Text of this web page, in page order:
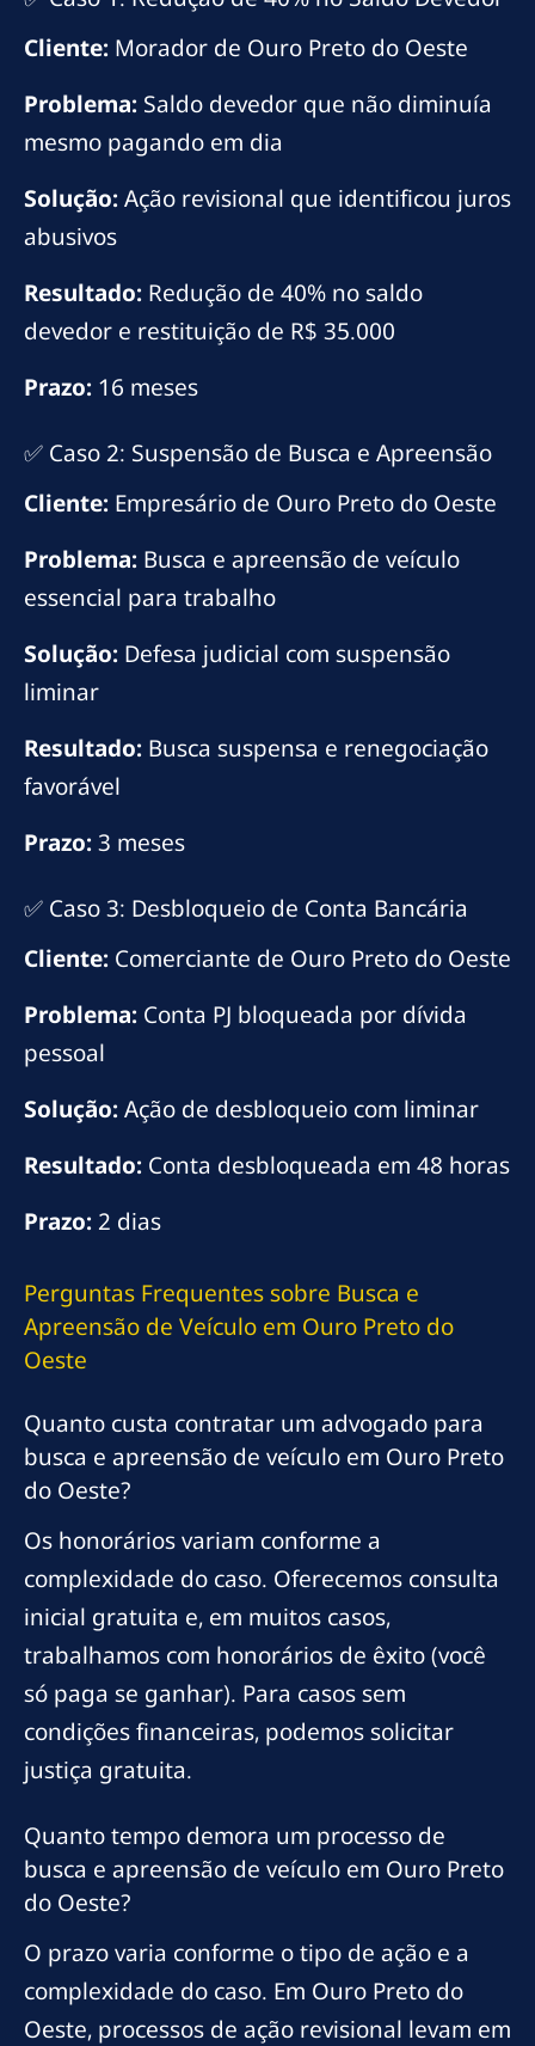
Cliente: Morador de Ouro Preto do Oeste
Problema: Saldo devedor que não diminuía
mesmo pagando em dia
Solução:Ação revisional que identificou juros
abusivos
Resultado: Redução de 40% no saldo
devedor e restituição de R$ 35.000
Prazo: 16 meses
✅ Caso 2: Suspensão de Busca e Apreensão
Cliente: Empresário de Ouro Preto do Oeste
Problema: Busca e apreensão de veículo
essencial para trabalho
Solução: Defesa judicial com suspensão
liminar
Resultado: Busca suspensa e renegociação
favorável
Prazo:3 meses
✅ Caso 3: Desbloqueio de Conta Bancária
Cliente: Comerciante de Ouro Preto do Oeste
Problema: Conta PJ bloqueada por dívida
pessoal
Solução:Ação de desbloqueio com liminar
Resultado: Conta desbloqueada em 48 horas
Prazo: 2 dias
Perguntas Frequentes sobre Busca e
Apreensão de Veículo em Ouro Preto do
Oeste
Quanto custa contratar um advogado para
busca e apreensão de veículo em Ouro Preto
do Oeste?
Os honorários variam conforme a
complexidade do caso. Oferecemos consulta
inicial gratuita e, em muitos casos,
trabalhamos com honorários de êxito (você
só paga se ganhar). Para casos sem
condições financeiras, podemos solicitar
justiça gratuita.
Quanto tempo demora um processo de
busca e apreensão de veículo em Ouro Preto
do Oeste?
O prazo varia conforme o tipo de ação e a
complexidade do caso. Em Ouro Preto do
Oeste, processos de ação revisional levam em